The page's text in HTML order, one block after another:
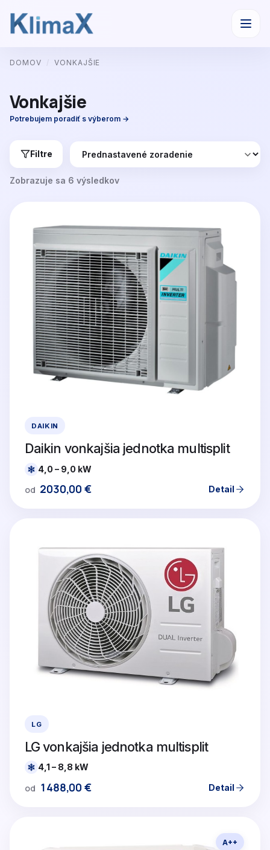
na
DOMOV / VONKAJŠIE
Vonkajšie
Potrebujem poradiť s výberom →
Filtre
Zobrazuje sa 6 výsledkov
DAIKIN
Daikin vonkajšia jednotka multisplit
4,0 – 9,0 kW
od 2030,00 € Detail
LG
LG vonkajšia jednotka multisplit
4,1 – 8,8 kW
od 1488,00 € Detail
A++